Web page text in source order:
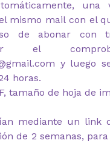
una
mismo mail con el
de abonar con
el
y luego
horas.
tamaño de hoja de
mediante un link
de 2 semanas,